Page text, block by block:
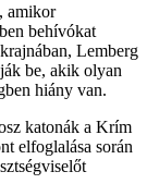
amikor
behívókat
Lemberg
be, akik olyan
hiány van.
katonák a Krím
elfoglalása során